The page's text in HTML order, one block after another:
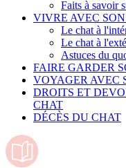
Faits à savoir
VIVRE AVEC
Le chat à
Le chat à
Astuces du
FAIRE GARDER
VOYAGER AVEC
DROITS ET
CHAT
DÉCÈS DU CHAT